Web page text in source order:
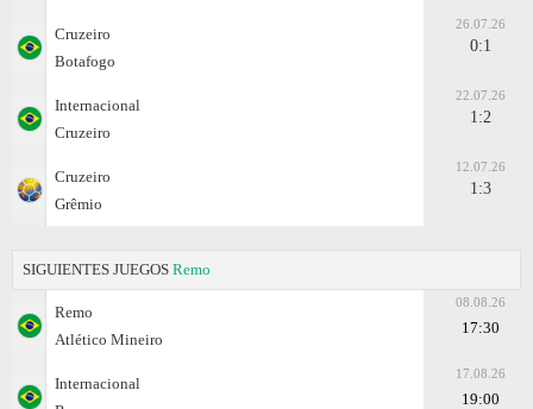
Cruzeiro
Botafogo
26.07.26
0:1
Internacional
Cruzeiro
22.07.26
1:2
Cruzeiro
Grêmio
12.07.26
1:3
SIGUIENTES JUEGOS Remo
Remo
Atlético Mineiro
08.08.26
17:30
Internacional
17.08.26
19:00